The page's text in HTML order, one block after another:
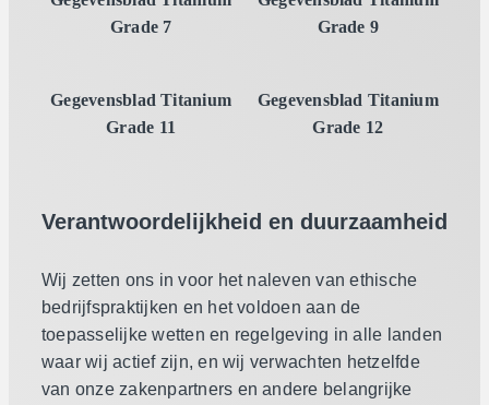
Grade 7
Grade 9
Gegevensblad Titanium
Grade 11
Gegevensblad Titanium
Grade 12
Verantwoordelijkheid en duurzaamheid
Wij zetten ons in voor het naleven van ethische
bedrijfspraktijken en het voldoen aan de
toepasselijke wetten en regelgeving in alle landen
waar wij actief zijn, en wij verwachten hetzelfde
van onze zakenpartners en andere belangrijke